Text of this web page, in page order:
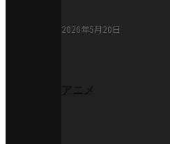
2026年5月20日